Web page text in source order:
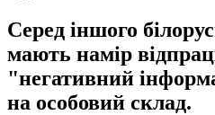
Серед іншого
мають намір
"негативний
на особовий склад.